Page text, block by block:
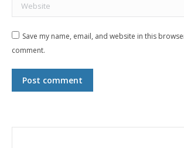
Save my name, email, and website in this
comment.
Post comment